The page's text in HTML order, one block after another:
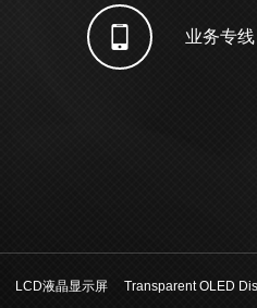
业务专
LCD液晶显示屏 Transparent OLED